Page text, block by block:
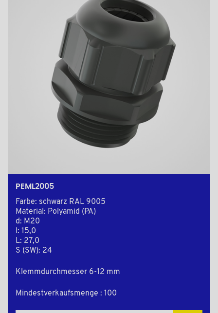
PEML2005
Farbe: schwarz RAL 9005
Material: Polyamid (PA)
d: M20
l: 15,0
L: 27,0
S (SW): 24
Klemmdurchmesser 6-12 mm
Mindestverkaufsmenge : 100